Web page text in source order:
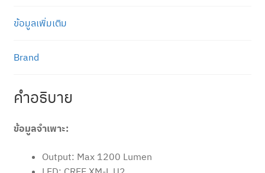
ข้อมูลเพิ่มเติม
Brand
คำอธิบาย
ข้อมูลจำเพาะ:
Output: Max 1200 Lumen